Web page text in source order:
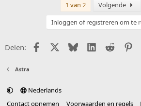
1 van 2 Volgende
Inloggen of registreren om te
Delen: FacebookX (Twitter)
BlueskyLinkedIn
Reddit
Astra
Nederlands
Contact opnemen
Voorwaarden en regels